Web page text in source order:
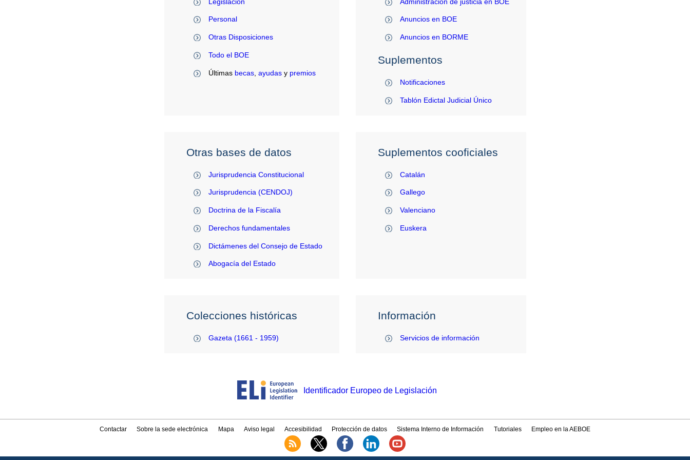
Personal
Otras Disposiciones
Todo el BOE
Últimas becas, ayudasy premios
Anuncios en BOE
Anuncios en BORME
Suplementos
Notificaciones
Tablón Edictal Judicial Único
Otras bases de datos
Jurisprudencia Constitucional
Jurisprudencia (CENDOJ)
Doctrina de la Fiscalía
Derechos fundamentales
Dictámenes del Consejo de Estado
Abogacía del Estado
Suplementos cooficiales
Catalán
Gallego
Valenciano
Euskera
Colecciones históricas
Gazeta (1661 - 1959)
Información
Servicios de información
Identificador Europeo de Legislación
Contactar Sobre la sede electrónica Mapa Aviso legal Accesibilidad Protección de datos Sistema Interno de Información Tutoriales Empleo en la AEBOE